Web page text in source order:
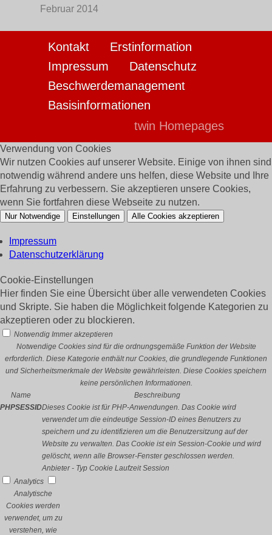
Februar 2014
Kontakt
Erstinformation
Impressum
Datenschutz
Beschwerdemanagement
Basisinformationen
twin Homepages
Verwendung von Cookies
Wir nutzen Cookies auf unserer Website. Einige von ihnen sind
notwendig während andere uns helfen, diese Website und Ihre
Erfahrung zu verbessern. Sie akzeptieren unsere Cookies,
wenn Sie fortfahren diese Webseite zu nutzen.
Nur Notwendige Einstellungen Alle Cookies akzeptieren
Impressum
Datenschutzerklärung
Cookie-Einstellungen
Hier finden Sie eine Übersicht über alle verwendeten Cookies
und Skripte. Sie haben die Möglichkeit folgende Kategorien zu
akzeptieren oder zu blockieren.
Notwendig Immer akzeptieren
Notwendige Cookies sind für die ordnungsgemäße Funktion der Website
erforderlich. Diese Kategorie enthält nur Cookies, die grundlegende Funktionen
und Sicherheitsmerkmale der Website gewährleisten. Diese Cookies speichern
keine persönlichen Informationen.
Name
Beschreibung
PHPSESSIDDieses Cookie ist für PHP-Anwendungen. Das Cookie wird
verwendet um die eindeutige Session-ID eines Benutzers zu
speichern und zu identifizieren um die Benutzersitzung auf der
Website zu verwalten. Das Cookie ist ein Session-Cookie und wird
gelöscht, wenn alle Browser-Fenster geschlossen werden.
Anbieter - Typ Cookie Laufzeit Session
Analytics
Analytische
Cookies werden
verwendet, um zu
verstehen, wie